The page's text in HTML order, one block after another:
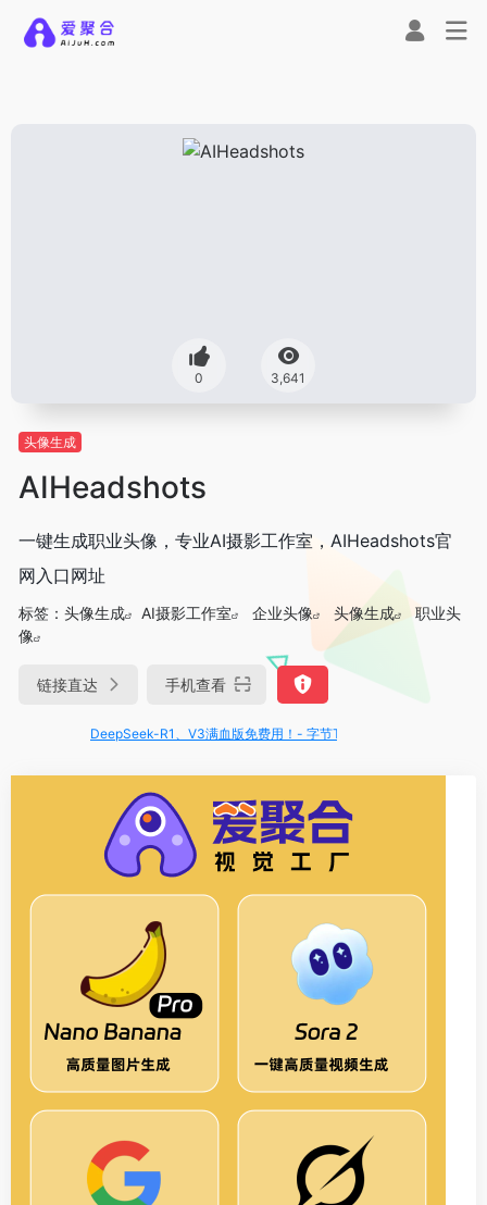
0 3,641
头像生成
AIHeadshots
一键生成职业头像，专业AI摄影工作室，AIHeadshots官
网入口网址
标签： 头像生成 AI摄影工作室 企业头像 头像生成
职业头
像
链接直达 手机查看
DeepSeek-R1、V3满血版免费用！- 字节Trae即可编程又可聊天